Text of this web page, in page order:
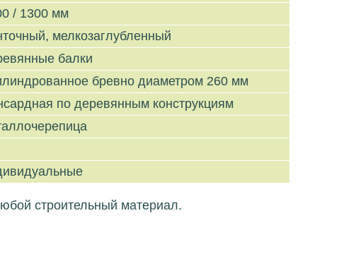
/ 1300 мм
мелкозаглубленный
балки
бревно диаметром 260 мм
по деревянным конструкциям
строительный материал.